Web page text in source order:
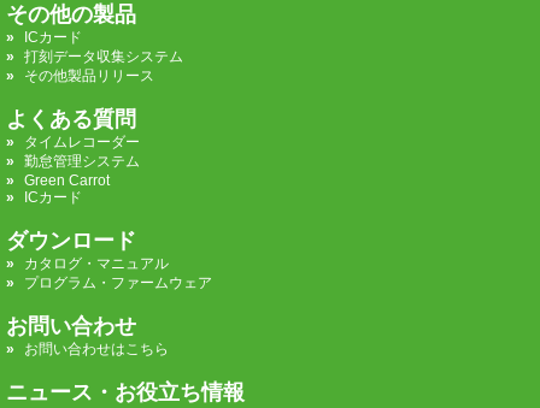
その他の製品
ICカード
打刻データ収集システム
その他製品リリース
よくある質問
タイムレコーダー
勤怠管理システム
Green Carrot
ICカード
ダウンロード
カタログ・マニュアル
プログラム・ファームウェア
お問い合わせ
お問い合わせはこちら
ニュース・お役立ち情報